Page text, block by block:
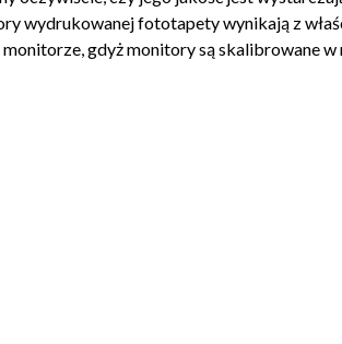
wydrukowanej fototapety wynikają z
gdyż monitory są skalibrowane w